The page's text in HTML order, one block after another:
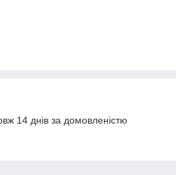
14 днів за домовленістю